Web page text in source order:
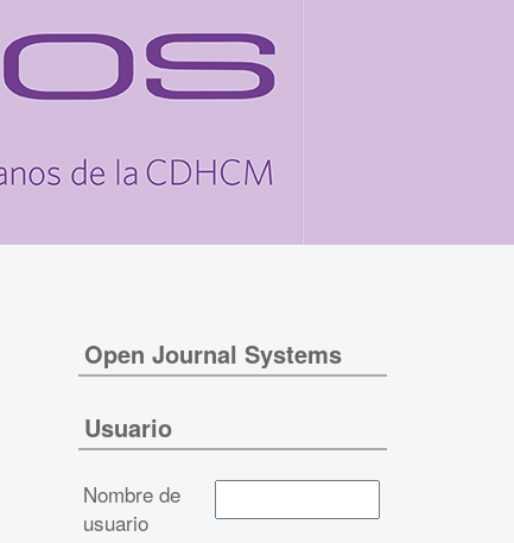
Open Journal Systems
Usuario
Nombre de
usuario